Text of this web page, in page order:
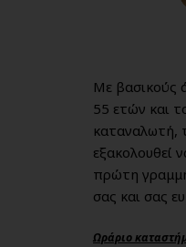
Με βασικούς
55 ετών και
καταναλωτή,
εξακολουθεί
πρώτη
σας και σας
Ωράριο